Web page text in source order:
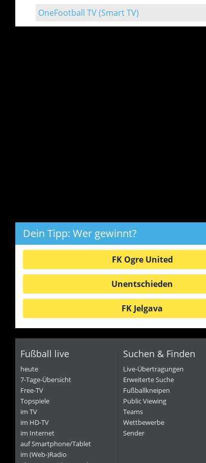
OneFootball TV (Smart TV)
Dein Tipp: Wer gewinnt?
FK Ogre United
Unentschieden
FK Jelgava
Fußball live
heute
7-Tage-Übersicht
Free-TV
Topspiele
im TV
im HD-TV
im Internet
auf Smartphone/Tablet
im (Web-)Radio
Suchen & Finden
Live-Übertragungen
Erweiterte Suche
Fußballkneipen
Public Viewing
Teams
Wettbewerbe
Sender